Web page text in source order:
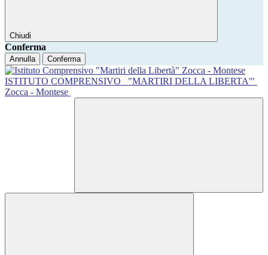
Chiudi
Conferma
Annulla Conferma
ISTITUTO COMPRENSIVO
"MARTIRI DELLA LIBERTA'"
Zocca - Montese